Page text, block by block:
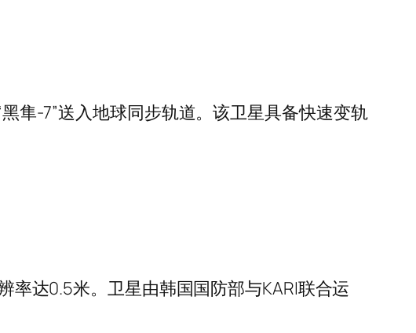
隼-7”送入地球同步轨道。该卫星具备快速变轨
率达0.5米。卫星由韩国国防部与KARI联合运